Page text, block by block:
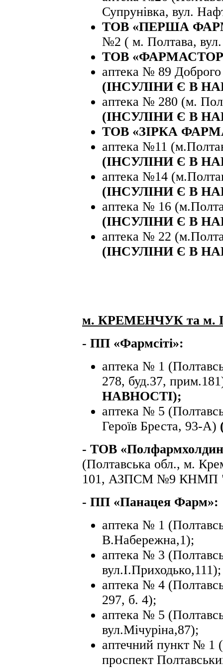
Супрунівка, вул.
ТОВ «ПЕРША
№2 ( м. Полтава,
ТОВ
аптека № 89
(ІНСУЛІНИ Є В
аптека № 280 (м.
(ІНСУЛІНИ Є В
ТОВ «ЗІРКА
аптека №11
(ІНСУЛІНИ Є В
аптека №14
(ІНСУЛІНИ Є В
аптека № 16
(ІНСУЛІНИ Є В
аптека № 22
(ІНСУЛІНИ Є В
м. КРЕМЕНЧУК та м.
- ПП «Фармсіті»:
аптека № 1
278, буд.37,
НАВНОСТІ);
аптека № 5
Героїв Бреста, 93-А)
- ТОВ
(Полтавська обл., м.
101, АЗПСМ №9 КНМП
- ПП «Панацея Фарм»:
аптека № 1
В.Набережна,1);
аптека № 3
вул.І.Приходько,111);
аптека № 4
297, б. 4);
аптека № 5
вул.Мічуріна,87);
аптечний пункт № 1
проспект